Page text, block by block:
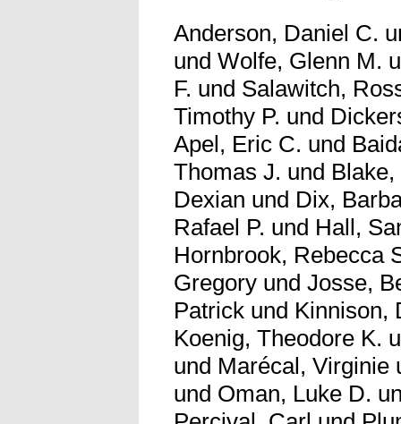
Anderson, Daniel C.
undWolfe, Glenn M.
F. und Salawitch,
Timothy P. und
Apel, Eric C. und
Thomas J. und
Dexian und Dix,
Rafael P. und Hall,
Hornbrook, Rebecca
Gregory undJosse,
Patrick und Kinnison,
Koenig, Theodore K.
und Marécal, Virginie
und Oman, Luke D.